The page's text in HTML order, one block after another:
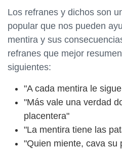
Los refranes y dichos son
popular que nos pueden
mentira y sus
refranes que mejor
siguientes:
"A cada mentira le
"Más vale una verdad
placentera"
"La mentira tiene las
"Quien miente, cava su